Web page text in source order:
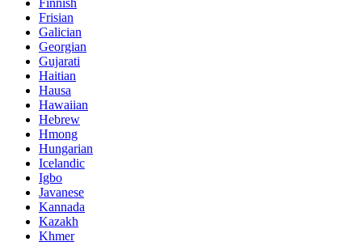
Finnish
Frisian
Galician
Georgian
Gujarati
Haitian
Hausa
Hawaiian
Hebrew
Hmong
Hungarian
Icelandic
Igbo
Javanese
Kannada
Kazakh
Khmer